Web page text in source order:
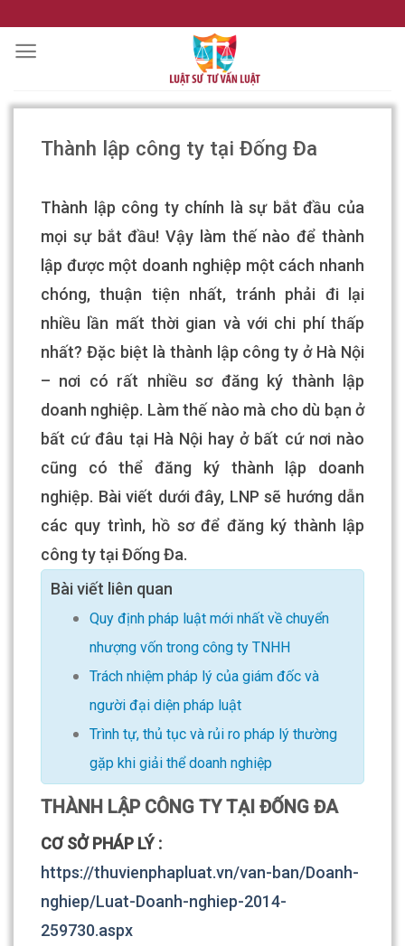
to
content
Thành lập công ty tại Đống Đa
Thành lập công ty chính là sự bắt đầu của
mọi sự bắt đầu! Vậy làm thế nào để thành
lập được một doanh nghiệp một cách nhanh
chóng, thuận tiện nhất, tránh phải đi lại
nhiều lần mất thời gian và với chi phí thấp
nhất? Đặc biệt là thành lập công ty ở Hà Nội
– nơi có rất nhiều sơ đăng ký thành lập
doanh nghiệp. Làm thế nào mà cho dù bạn ở
bất cứ đâu tại Hà Nội hay ở bất cứ nơi nào
cũng có thể đăng ký thành lập doanh
nghiệp. Bài viết dưới đây, LNP sẽ hướng dẫn
các quy trình, hồ sơ để đăng ký thành lập
công ty tại Đống Đa.
Bài viết liên quan
Quy định pháp luật mới nhất về chuyển
nhượng vốn trong công ty TNHH
Trách nhiệm pháp lý của giám đốc và
người đại diện pháp luật
Trình tự, thủ tục và rủi ro pháp lý thường
gặp khi giải thể doanh nghiệp
THÀNH LẬP CÔNG TY TẠI ĐỐNG ĐA
CƠ SỞ PHÁP LÝ :
https://thuvienphapluat.vn/van-ban/Doanh-
nghiep/Luat-Doanh-nghiep-2014-
259730.aspx